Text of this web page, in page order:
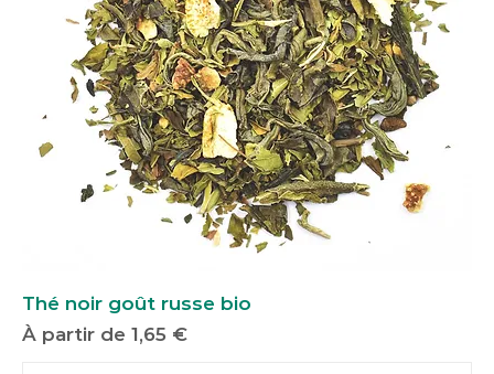
Thé noir goût russe bio
À partir de 1,65 €
Prix promotionnel